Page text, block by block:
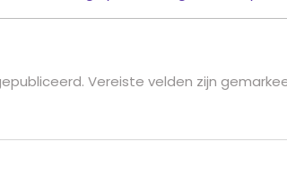
Vereiste velden zijn